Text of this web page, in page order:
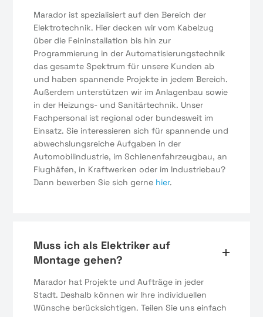
Marador ist spezialisiert auf den Bereich der
Elektrotechnik. Hier decken wir vom Kabelzug
über die Feininstallation bis hin zur
Programmierung in der Automatisierungstechnik
das gesamte Spektrum für unsere Kunden ab
und haben spannende Projekte in jedem Bereich.
Außerdem unterstützen wir im Anlagenbau sowie
in der Heizungs- und Sanitärtechnik. Unser
Fachpersonal ist regional oder bundesweit im
Einsatz. Sie interessieren sich für spannende und
abwechslungsreiche Aufgaben in der
Automobilindustrie, im Schienenfahrzeugbau, an
Flughäfen, in Kraftwerken oder im Industriebau?
Dann bewerben Sie sich gerne hier.
Muss ich als Elektriker auf
Montage gehen?
Marador hat Projekte und Aufträge in jeder
Stadt. Deshalb können wir Ihre individuellen
Wünsche berücksichtigen. Teilen Sie uns einfach